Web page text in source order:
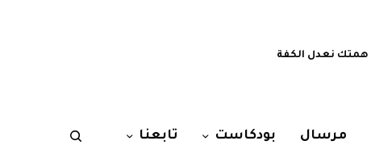
همتك نعدل الكفة
مرسال بودكاست تابعنا